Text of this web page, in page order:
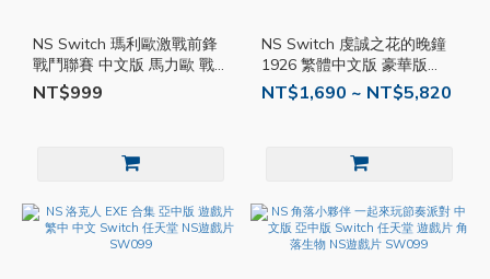
NS Switch 瑪利歐激戰前鋒
戰鬥聯賽 中文版 馬力歐 戰
鬥聯賽 足球前鋒 戰鬥聯盟
NS遊戲片 Q哥 SW099
NT$999
NS Switch 虔誠之花的晚鐘
1926 繁體中文版 豪華版
Episodio 戀愛冒險 遊戲片
乙女遊戲限定版 SW099
NT$1,690 ~ NT$5,820